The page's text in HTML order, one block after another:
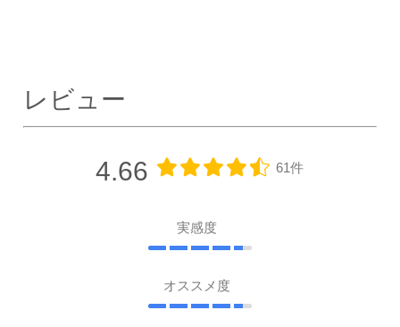
レビュー
4.66 61件
実感度
オススメ度